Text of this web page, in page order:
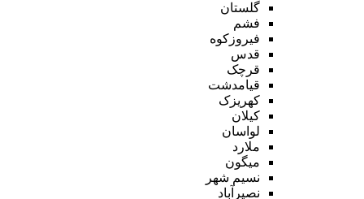
گلستان
فشم
فیروزکوه
قدس
قرچک
قیامدشت
کهریزک
کیلان
لواسان
ملارد
میگون
نسیم شهر
نصیرآباد